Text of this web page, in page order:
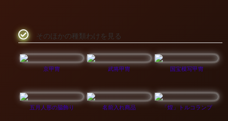
そのほかの種類わけを見る
京甲冑 武将甲冑 国宝模写甲冑
五月人形の脇飾り 名前入れ商品 「煌」トルコランプ